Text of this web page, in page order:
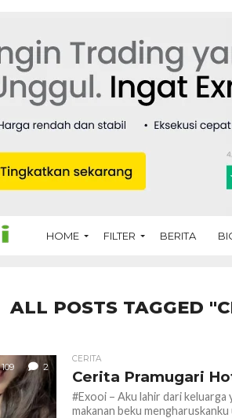
HOME FILTER BERITA
ALL POSTS TAGGED
109 2
CERITA
Cerita Pramugari
#Exooi – Aku lahir dari keluarga
makanan beku